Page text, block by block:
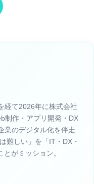
経て2026年に株式会社
制作・アプリ開発・DX
業のデジタル化を伴走
難しい」を「IT・DX・
がミッション。